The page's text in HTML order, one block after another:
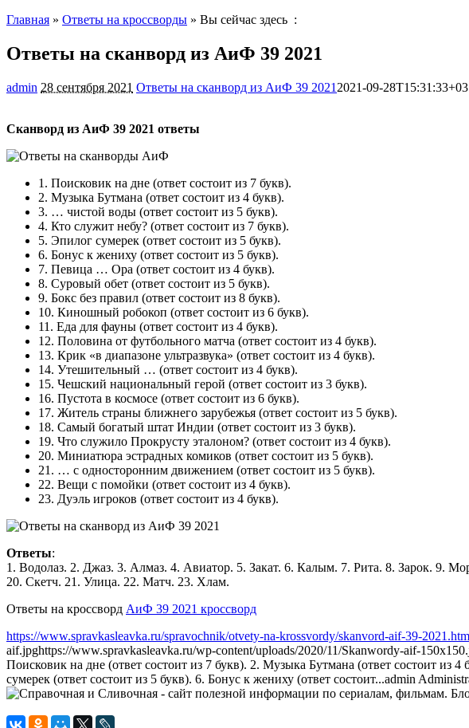
Главная » Ответы на кроссворды » Вы сейчас здесь :
Ответы на сканворд из АиФ 39 2021
admin 28 сентября 2021 Ответы на сканворд из АиФ 39 2021 2021-09-
Сканворд из АиФ 39 2021 ответы
1. Поисковик на дне (ответ состоит из 7 букв).
2. Музыка Бутмана (ответ состоит из 4 букв).
3. … чистой воды (ответ состоит из 5 букв).
4. Кто служит небу? (ответ состоит из 7 букв).
5. Эпилог сумерек (ответ состоит из 5 букв).
6. Бонус к жениху (ответ состоит из 5 букв).
7. Певица … Ора (ответ состоит из 4 букв).
8. Суровый обет (ответ состоит из 5 букв).
9. Бокс без правил (ответ состоит из 8 букв).
10. Киношный робокоп (ответ состоит из 6 букв).
11. Еда для фауны (ответ состоит из 4 букв).
12. Половина от футбольного матча (ответ состоит из 4 букв).
13. Крик «в диапазоне ультразвука» (ответ состоит из 4 букв).
14. Утешительный … (ответ состоит из 4 букв).
15. Чешский национальный герой (ответ состоит из 3 букв).
16. Пустота в космосе (ответ состоит из 6 букв).
17. Житель страны ближнего зарубежья (ответ состоит из 5 букв).
18. Самый богатый штат Индии (ответ состоит из 3 букв).
19. Что служило Прокрусту эталоном? (ответ состоит из 4 букв).
20. Миниатюра эстрадных комиков (ответ состоит из 5 букв).
21. … с односторонним движением (ответ состоит из 5 букв).
22. Вещи с помойки (ответ состоит из 4 букв).
23. Дуэль игроков (ответ состоит из 4 букв).
Ответы:
1. Водолаз. 2. Джаз. 3. Алмаз. 4. Авиатор. 5. Закат. 6. Калым. 7. Рита. 8. Зарок. 9.
20. Скетч. 21. Улица. 22. Матч. 23. Хлам.
Ответы на кроссворд АиФ 39 2021 кроссворд
https://www.spravkasleavka.ru/spravochnik/otvety-na-krossvordy/skanvord-aif-39-
aif.jpghttps://www.spravkasleavka.ru/wp-content/uploads/2020/11/Skanwordy-aif-
Поисковик на дне (ответ состоит из 7 букв). 2. Музыка Бутмана (ответ состоит из
сумерек (ответ состоит из 5 букв). 6. Бонус к жениху (ответ состоит...admin